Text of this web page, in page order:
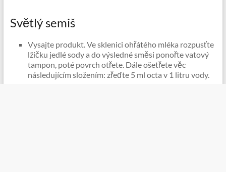
Světlý semiš
Vysajte produkt. Ve sklenici ohřátého mléka rozpusťte
lžičku jedlé sody a do výsledné směsi ponořte vatový
tampon, poté povrch otřete. Dále ošetřete věc
následujícím složením: zřeďte 5 ml octa v 1 litru vody.